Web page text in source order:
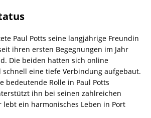
Paul Potts seine langjährige Freundin
ihren ersten Begegnungen im Jahr
Die beiden hatten sich online
eine tiefe Verbindung aufgebaut.
bedeutende Rolle in Paul Potts
ihn bei seinen zahlreichen
lebt ein harmonisches Leben in Port